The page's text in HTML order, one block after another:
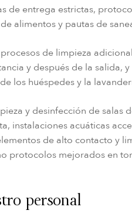
de entrega estrictas,
alimentos y pautas de
procesos de limpieza
y después de la salida,
los huéspedes y la
y desinfección de salas
instalaciones acuáticas
de alto contacto y
protocolos mejorados en
personal